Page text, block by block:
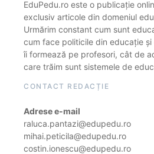
EduPedu.ro este o publicație
exclusiv articole din domeniul
Urmărim constant cum sunt
cum face politicile din educație
îi formează pe profesori, cât de
care trăim sunt sistemele de
CONTACT REDACȚIE
Adrese e-mail
raluca.pantazi@edupedu.ro
mihai.peticila@edupedu.ro
costin.ionescu@edupedu.ro